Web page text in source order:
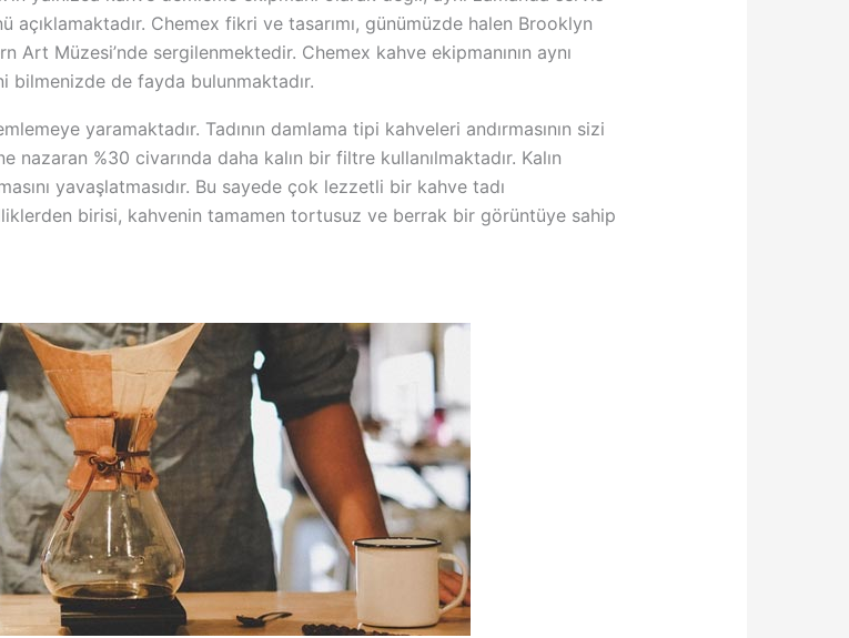
açıklamaktadır. Chemex fikri ve tasarımı, günümüzde halen Brooklyn
Müzesi’nde sergilenmektedir. Chemex kahve ekipmanının aynı
bilmenizde de fayda bulunmaktadır.
yaramaktadır. Tadının damlama tipi kahveleri andırmasının sizi
%30 civarında daha kalın bir filtre kullanılmaktadır. Kalın
yavaşlatmasıdır. Bu sayede çok lezzetli bir kahve tadı
birisi, kahvenin tamamen tortusuz ve berrak bir görüntüye sahip